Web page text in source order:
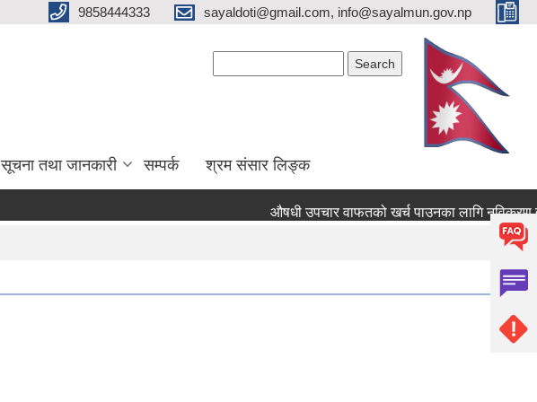
9858444333 sayaldoti@gmail.com, info@sayalmun.gov.np
सूचना तथा जानकारी सम्पर्क श्रम संसार लिङ्क
औषधी उपचार वाफतको खर्च पाउनका लागि नविकरण तथा